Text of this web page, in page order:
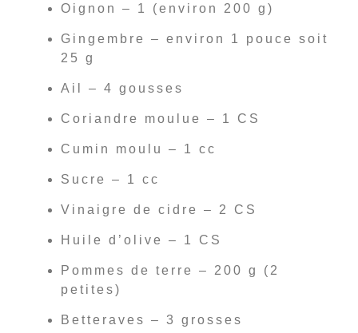
Oignon – 1 (environ 200 g)
Gingembre – environ 1 pouce soit
25 g
Ail – 4 gousses
Coriandre moulue – 1 CS
Cumin moulu – 1 cc
Sucre – 1 cc
Vinaigre de cidre – 2 CS
Huile d’olive – 1 CS
Pommes de terre – 200 g (2
petites)
Betteraves – 3 grosses